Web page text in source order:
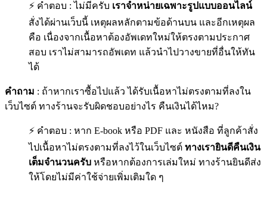
⚡ คำตอบ : ไม่มีครับ เราจำหน่ายเฉพาะรูปแบบออนไลน์
สั่งได้ผ่านเว็บนี้ เหตุผลหลักตามข้อด้านบน และอีกเหตุผล
คือ เนื่องจากเนื้อหาต้องอัพเดทใหม่ให้ตรงตามประกาศ
สอบ เราไม่สามารถอัพเดท แล้วนำไปวางขายที่อื่นให้ทัน
ได้
คำถาม : ถ้าหากเราซื้อไปแล้ว ได้รับเนื้อหาไม่ตรงตามที่ลงใน
เว็บไซต์ ทางร้านจะรับผิดชอบอย่างไร คืนเงินได้ไหม?
⚡ คำตอบ : หาก E-book หรือ PDF และ หนังสือ ที่ลูกค้าสั่ง
ไปเนื้อหาไม่ตรงตามที่ลงไว้ในเว็บไซต์ ทางเรายินดีคืนเงิน
เต็มจำนวนครับ หรือหากต้องการเล่มใหม่ ทางร้านยินดีส่ง
ให้โดยไม่มีค่าใช้จ่ายเพิ่มเติมใด ๆ